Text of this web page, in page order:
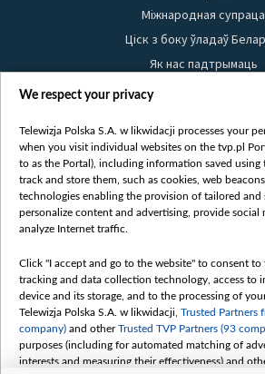
Міжнародная супраца
Ціск з боку ўладаў
Як нас падтрымаць
Правілы выкарыстання
Бяспека
Youtube
Белсат news
Белсат Shorts
Жэстачайшы мульт
Belsat English
Biełsat PL
Белсат Now
Белсат History
We respect your privacy
Telewizja Polska S.A. w likwidacji processes your
when you visit individual websites on the tvp.pl
to as the Portal), including information saved using
track and store them, such as cookies, web
technologies enabling the provision of tailored and
personalize content and advertising, provide social
analyze Internet traffic.
Click "I accept and go to the website" to consent
tracking and data collection technology, access to
device and its storage, and to the processing of
Telewizja Polska S.A. w likwidacji, Trusted Partners
company) and otherTrusted TVP Partners (93
purposes (including for automated matching of
interests and measuring their effectiveness) and